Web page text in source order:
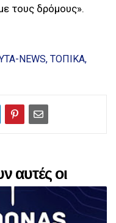
τους δρόμους».
NEWS ΤΟΠΙΚΑ
αυτές οι